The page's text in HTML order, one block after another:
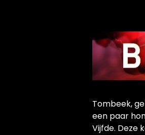
Tombeek,
een paar
Vijfde. Deze